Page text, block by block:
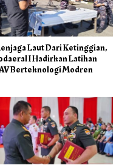
Laut Dari Ketinggian,
I Hadirkan Latihan
Berteknologi Modren